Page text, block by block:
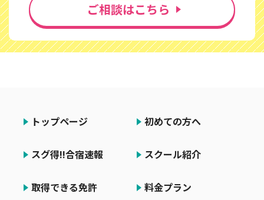
ご相談はこちら
トップページ 初めての方へ
スグ得!!合宿速報 スクール紹介
取得できる免許 料金プラン